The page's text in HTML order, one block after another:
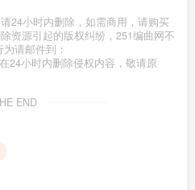
24小时内删除，如需商用，请购买
资源引起的版权纠纷，251编曲网不
请邮件到：
24小时内删除侵权内容，敬请原
END